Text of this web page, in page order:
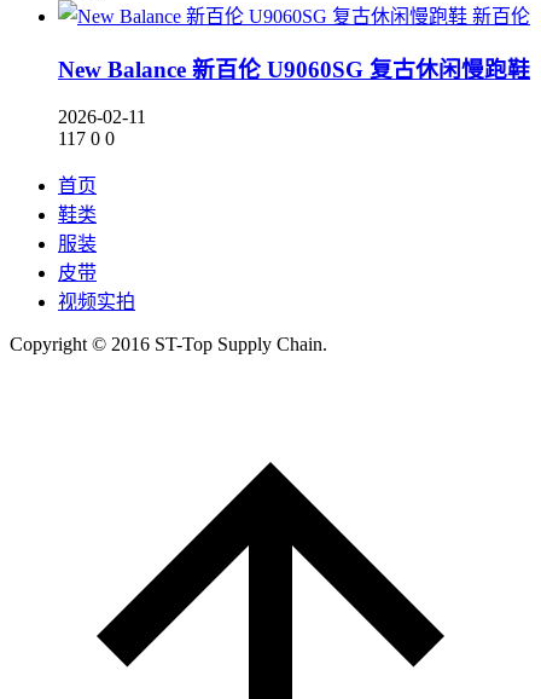
新百伦
New Balance 新百伦 U9060SG 复古休闲慢跑鞋
2026-02-11
117 0 0
首页
鞋类
服装
皮带
视频实拍
Copyright © 2016 ST-Top Supply Chain.